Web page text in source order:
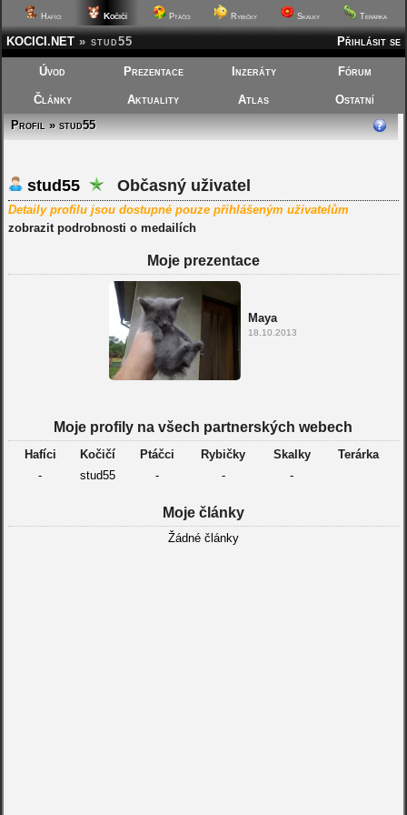
Hafíci Kočičí Ptáčci Rybičky Skalky Terárka
Přihlásit se
KOCICI.NET » stud55
Úvod Prezentace Inzeráty Fórum
Články Aktuality Atlas
Ostatní
Profil » stud55
stud55 Občasný uživatel
Detaily profilu jsou dostupné pouze přihlášeným uživatelům
zobrazit podrobnosti o medailích
Moje prezentace
Maya
18.10.2013
Moje profily na všech partnerských webech
Hafíci Kočičí Ptáčci Rybičky Skalky
Terárka
-
stud55 - - -
Moje články
Žádné články